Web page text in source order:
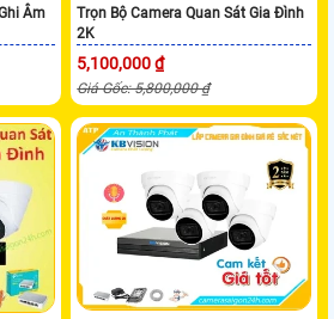
Âm
Trọn Bộ Camera Quan Sát Gia Đình
2K
5,100,000 ₫
Giá Gốc: 5,800,000 ₫